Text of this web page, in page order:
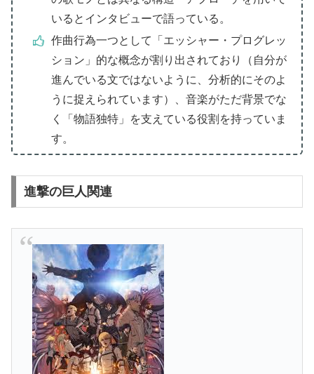
いるとインタビューで語っている。
作曲行為一つとして「エッシャー・プログレッ
ション」的な概念が割り出されており（自分が
進んでいる文ではないように、分析的にそのよ
うに捉えられています）、音楽がただ背景でな
く「物語独特」を支えている役割を持っていま
す。
進撃の巨人関連